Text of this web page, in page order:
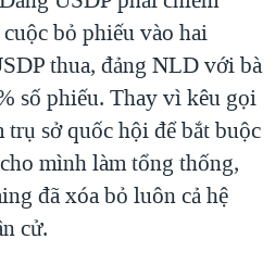
bỏ phiếu vào hai
thua, đảng NLD với bà
số phiếu. Thay vì kêu gọi
trụ sở quốc hội để bắt buộc
mình làm tổng thống,
đã xóa bỏ luôn cả hệ
cử.